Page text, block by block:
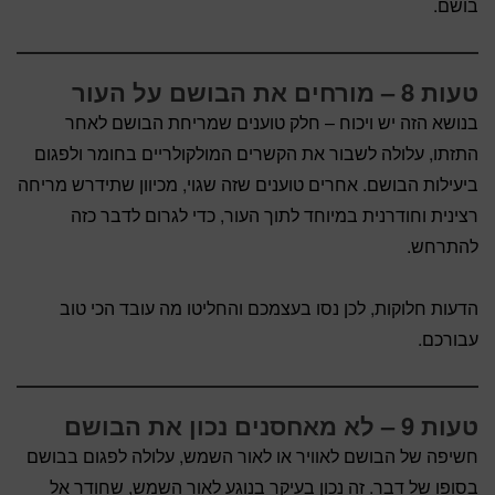
טעות 8 – מורחים את הבושם על העור
בנושא הזה יש ויכוח – חלק טוענים שמריחת הבושם לאחר
התזתו, עלולה לשבור את הקשרים המולקולריים בחומר ולפגום
ביעילות הבושם. אחרים טוענים שזה שגוי, מכיוון שתידרש מריחה
רצינית וחודרנית במיוחד לתוך העור, כדי לגרום לדבר כזה
להתרחש.
הדעות חלוקות, לכן נסו בעצמכם והחליטו מה עובד הכי טוב
עבורכם.
טעות 9 – לא מאחסנים נכון את הבושם
חשיפה של הבושם לאוויר או לאור השמש, עלולה לפגום בבושם
בסופו של דבר. זה נכון בעיקר בנוגע לאור השמש, שחודר אל